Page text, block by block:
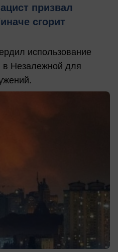
призвал
сгорит
использование
в Незалежной для